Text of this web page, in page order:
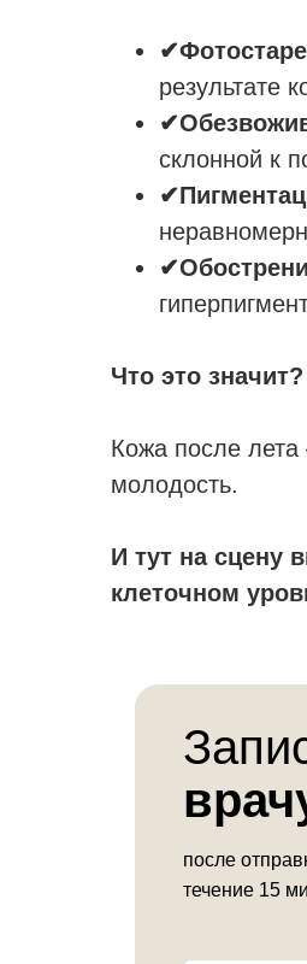
результате
склонной к
Что это значит?
Кожа после лета
молодость.
И тут на сцену
клеточном
после
течение 15